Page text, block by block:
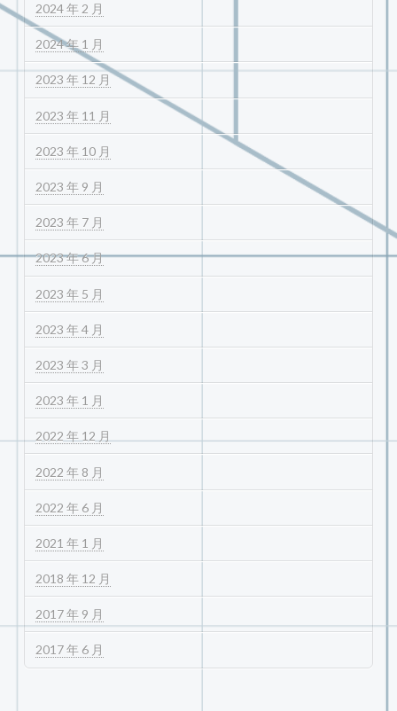
2024 年 2 月
2024 年 1 月
2023 年 12 月
2023 年 11 月
2023 年 10 月
2023 年 9 月
2023 年 7 月
2023 年 6 月
2023 年 5 月
2023 年 4 月
2023 年 3 月
2023 年 1 月
2022 年 12 月
2022 年 8 月
2022 年 6 月
2021 年 1 月
2018 年 12 月
2017 年 9 月
2017 年 6 月